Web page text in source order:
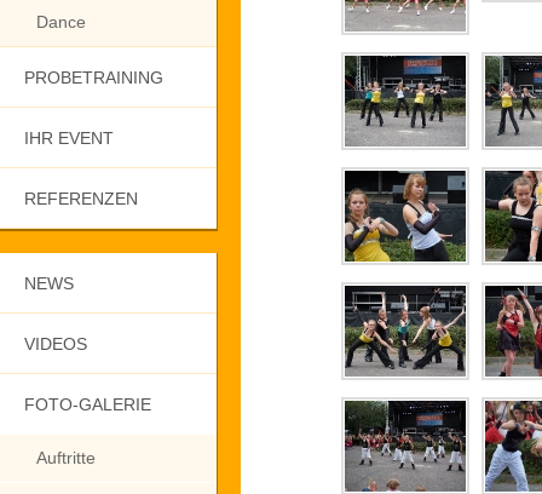
Dance
PROBETRAINING
IHR EVENT
REFERENZEN
NEWS
VIDEOS
FOTO-GALERIE
Auftritte